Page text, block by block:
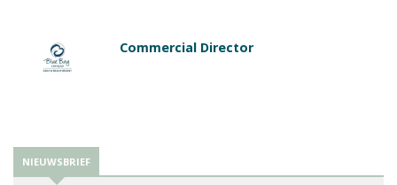
Commercial Director
NIEUWSBRIEF